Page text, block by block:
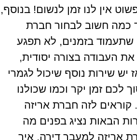
אין לנו זמן לנשום! בנוסף,
כמה חשוב לבחור חברת
שתעמוד בזמנים, לא תפגע
העבודה בצורה יסודית,
יש שירות נוסף שיכול לגמרי
לכם זמן יקר וכמו שכולנו
. קוראים לזה חברת אריזה
הבאות נציג בפנים מה
אריזה למעבר דירה, איך